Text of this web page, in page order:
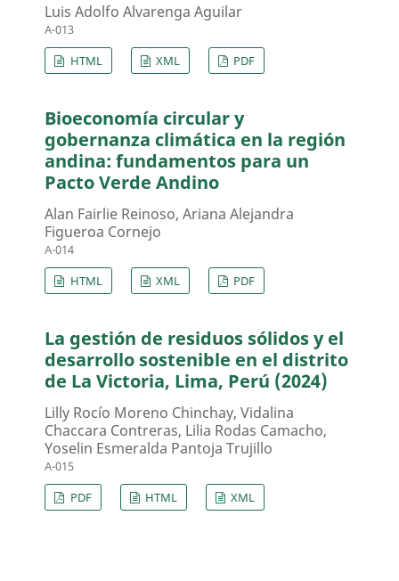
Luis Adolfo Alvarenga Aguilar
A-013
HTML
XML PDF
Bioeconomía circular y
gobernanza climática en la región
andina: fundamentos para un
Pacto Verde Andino
Alan Fairlie Reinoso, Ariana Alejandra
Figueroa Cornejo
A-014
HTML
XML PDF
La gestión de residuos sólidos y el
desarrollo sostenible en el distrito
de La Victoria, Lima, Perú (2024)
Lilly Rocío Moreno Chinchay, Vidalina
Chaccara Contreras, Lilia Rodas Camacho,
Yoselin Esmeralda Pantoja Trujillo
A-015
PDF
HTML XML